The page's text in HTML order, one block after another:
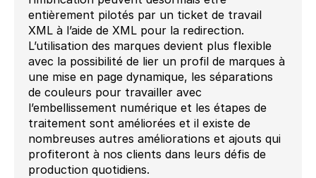
entièrement pilotés par un ticket de travail
XML à l’aide de XML pour la redirection.
L’utilisation des marques devient plus flexible
avec la possibilité de lier un profil de marques à
une mise en page dynamique, les séparations
de couleurs pour travailler avec
l’embellissement numérique et les étapes de
traitement sont améliorées et il existe de
nombreuses autres améliorations et ajouts qui
profiteront à nos clients dans leurs défis de
production quotidiens.